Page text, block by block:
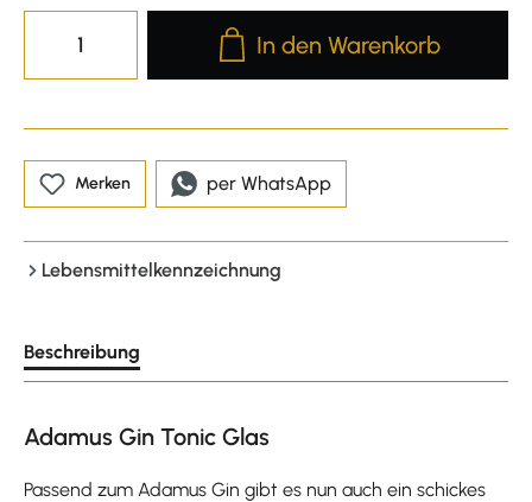
Produkt Anzahl: Gib den
In den Warenkorb
Merken per WhatsApp
Lebensmittelkennzeichnung
Beschreibung
Adamus Gin Tonic Glas
Passend zum Adamus Gin gibt es nun auch ein schickes